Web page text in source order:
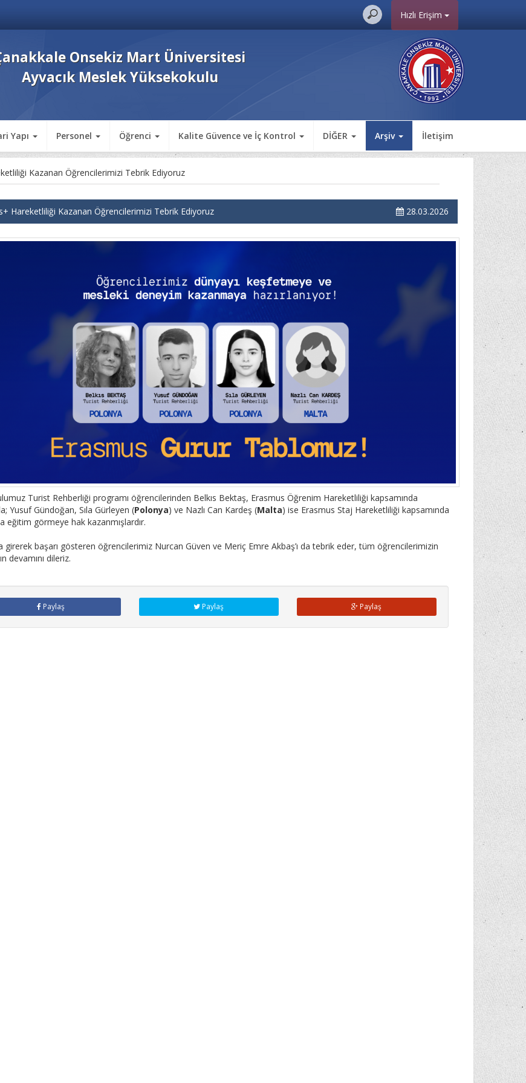
Hızlı Erişim
Onsekiz Mart Üniversitesi
Ayvacık Meslek Yüksekokulu
Yapı Personel Öğrenci Kalite Güvence ve İç Kontrol DİĞER Arşiv İletişim
Kazanan Öğrencilerimizi Tebrik Ediyoruz
Hareketliliği Kazanan Öğrencilerimizi Tebrik Ediyoruz 28.03.2026
Turist Rehberliği programı öğrencilerinden Belkıs Bektaş, Erasmus Öğrenim Hareketliliği kapsamında
Yusuf Gündoğan, Sıla Gürleyen (Polonya) ve Nazlı Can Kardeş (Malta) ise Erasmus Staj Hareketliliği kapsamında
eğitim görmeye hak kazanmışlardır.
girerek başarı gösteren öğrencilerimiz Nurcan Güven ve Meriç Emre Akbaş’ı da tebrik eder, tüm öğrencilerimizin
devamını dileriz.
Paylaş Paylaş Paylaş